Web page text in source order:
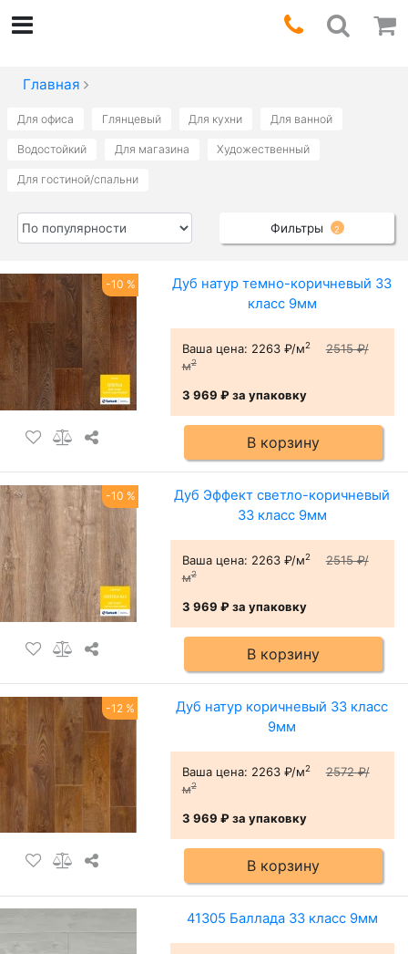
Главная
Для офиса Глянцевый Для кухни Для ванной
Водостойкий Для магазина Художественный
Для гостиной/спальни
Фильтры 2
-10 %
Дуб натур темно-коричневый 33
класс 9мм
Ваша цена: 2263 ₽/м2
2515 ₽/
м2
3 969 ₽за упаковку
В корзину
-10 %
Дуб Эффект светло-коричневый
33 класс 9мм
Ваша цена: 2263 ₽/м2
2515 ₽/
м2
3 969 ₽за упаковку
В корзину
-12 %
Дуб натур коричневый 33 класс
9мм
Ваша цена: 2263 ₽/м2
2572 ₽/
м2
3 969 ₽за упаковку
В корзину
41305 Баллада 33 класс 9мм